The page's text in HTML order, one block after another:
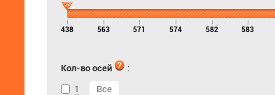
438 563 571 574 582 583
Кол-во осей
:
1
Все